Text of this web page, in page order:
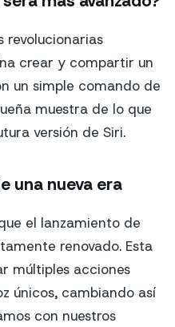
crear y compartir un
un simple comando de
muestra de lo que
versión de Siri.
una nueva era
el lanzamiento de
renovado. Esta
múltiples acciones
únicos, cambiando así
con nuestros